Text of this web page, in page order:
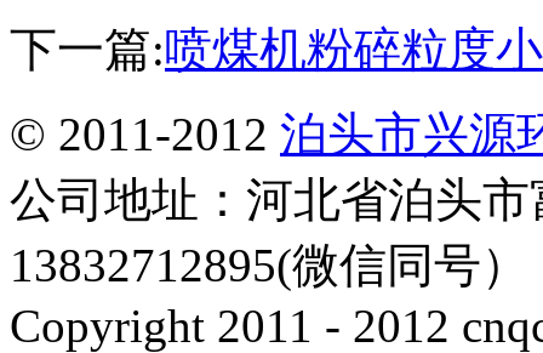
下一篇:喷煤机粉碎粒度
© 2011-2012 泊头市兴源
公司地址：河北省泊头
13832712895(微信同号
Copyright 2011 - 2012